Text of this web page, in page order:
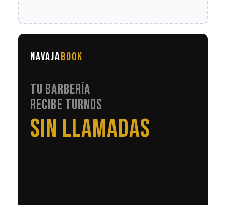
NAVAJABOOK
TU BARBERÍA
RECIBE TURNOS
SIN LLAMADAS